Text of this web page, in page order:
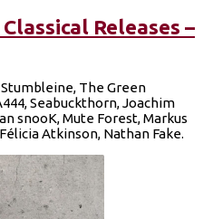
Releases –
The Green
Seabuckthorn, Joachim
snooK, Mute Forest, Markus
Atkinson, Nathan Fake.